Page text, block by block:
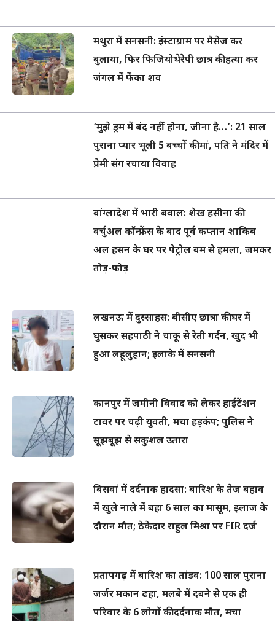
मथुरा में सनसनी: इंस्टाग्राम पर मैसेज कर
बुलाया, फिर फिजियोथेरेपी छात्र की हत्या कर
जंगल में फेंका शव
‘मुझे ड्रम में बंद नहीं होना, जीना है…’: 21 साल
पुराना प्यार भूली 5 बच्चों की मां, पति ने मंदिर में
प्रेमी संग रचाया विवाह
बांग्लादेश में भारी बवाल: शेख हसीना की
वर्चुअल कॉन्फ्रेंस के बाद पूर्व कप्तान शाकिब
अल हसन के घर पर पेट्रोल बम से हमला, जमकर
तोड़-फोड़
लखनऊ में दुस्साहस: बीसीए छात्रा की घर में
घुसकर सहपाठी ने चाकू से रेती गर्दन, खुद भी
हुआ लहूलुहान; इलाके में सनसनी
कानपुर में जमीनी विवाद को लेकर हाईटेंशन
टावर पर चढ़ी युवती, मचा हड़कंप; पुलिस ने
सूझबूझ से सकुशल उतारा
बिसवां में दर्दनाक हादसा: बारिश के तेज बहाव
में खुले नाले में बहा 6 साल का मासूम, इलाज के
दौरान मौत; ठेकेदार राहुल मिश्रा पर FIR दर्ज
प्रतापगढ़ में बारिश का तांडव: 100 साल पुराना
जर्जर मकान ढहा, मलबे में दबने से एक ही
परिवार के 6 लोगों की दर्दनाक मौत, मचा